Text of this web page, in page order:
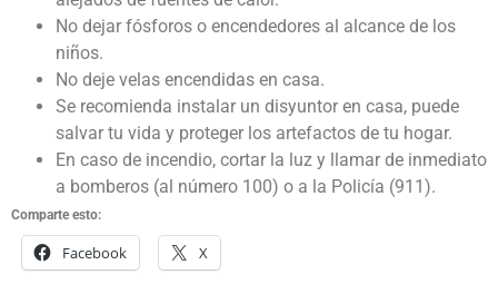
No dejar fósforos o encendedores al alcance de los
niños.
No deje velas encendidas en casa.
Se recomienda instalar un disyuntor en casa, puede
salvar tu vida y proteger los artefactos de tu hogar.
En caso de incendio, cortar la luz y llamar de inmediato
a bomberos (al número 100) o a la Policía (911).
Comparte esto:
Facebook X